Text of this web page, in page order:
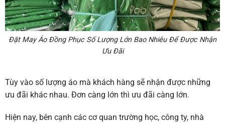
Đặt May Áo Đồng Phục Số Lượng Lớn Bao Nhiêu Để Được Nhận
Ưu Đãi
Tùy vào số lượng áo mà khách hàng sẽ nhận được những
ưu đãi khác nhau. Đơn càng lớn thì ưu đãi càng lớn.
Hiện nay, bên cạnh các cơ quan trường học, công ty, nhà